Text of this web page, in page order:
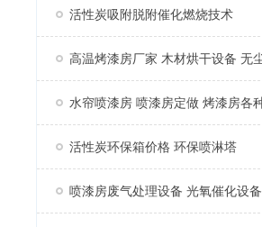
活性炭吸附脱附催化燃烧技术
活性炭环保箱价格 环保喷淋塔
喷漆房废气处理设备 光氧催化设备